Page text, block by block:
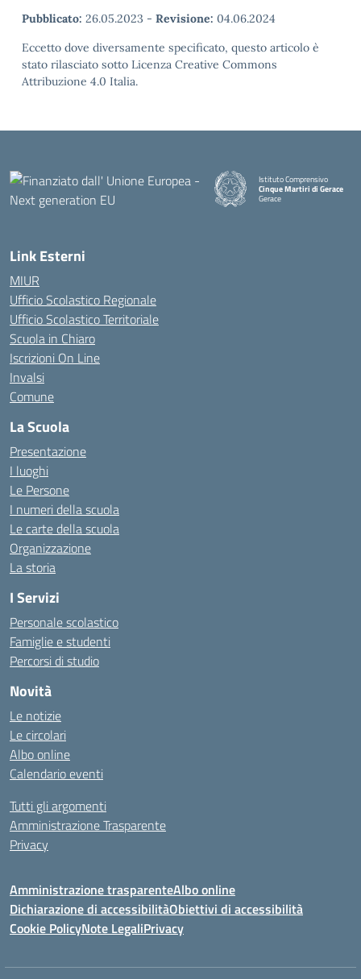
Pubblicato: 26.05.2023 - Revisione: 04.06.2024
Eccetto dove diversamente specificato, questo articolo è
stato rilasciato sotto Licenza Creative Commons
Attribuzione 4.0 Italia.
Istituto Comprensivo
Cinque Martiri di Gerace
Gerace
Link Esterni
MIUR
Ufficio Scolastico Regionale
Ufficio Scolastico Territoriale
Scuola in Chiaro
Iscrizioni On Line
Invalsi
Comune
La Scuola
Presentazione
I luoghi
Le Persone
I numeri della scuola
Le carte della scuola
Organizzazione
La storia
I Servizi
Personale scolastico
Famiglie e studenti
Percorsi di studio
Novità
Le notizie
Le circolari
Albo online
Calendario eventi
Tutti gli argomenti
Amministrazione Trasparente
Privacy
Amministrazione trasparenteAlbo online
Dichiarazione di accessibilitàObiettivi di accessibilità
Cookie PolicyNote LegaliPrivacy